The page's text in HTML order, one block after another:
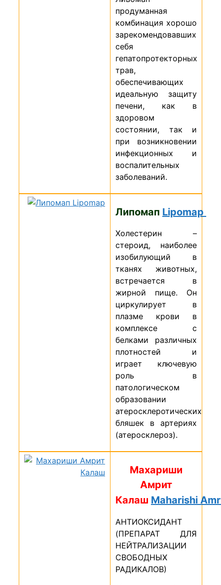
продуманная
комбинация хорошо
зарекомендовавших
себя
гепатопротекторных
трав,
обеспечивающих
идеальную защиту
печени, как в
здоровом
состоянии, так и
при возникновении
инфекционных и
воспалительных
заболеваний.
Липомап Lipomap
Холестерин –
стероид, наиболее
изобилующий в
тканях животных,
встречается в
жирной пище. Он
циркулирует в
плазме крови в
комплексе с
белками различных
плотностей и
играет ключевую
роль в
патологическом
образовании
атеросклеротических
бляшек в артериях
(атеросклероз).
Махариши
Амрит
Калаш Maharishi
АНТИОКСИДАНТ
(ПРЕПАРАТ ДЛЯ
НЕЙТРАЛИЗАЦИИ
СВОБОДНЫХ
РАДИКАЛОВ)